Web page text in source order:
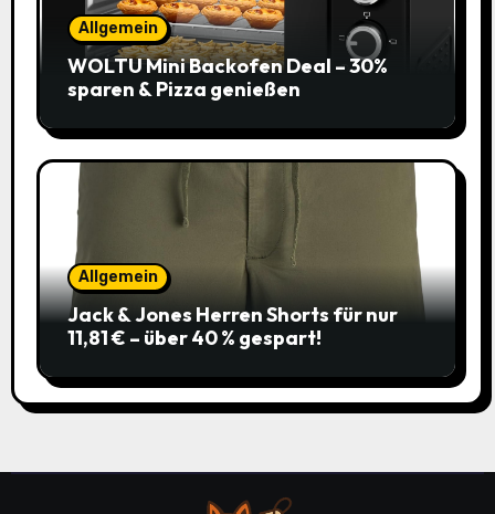
Allgemein
WOLTU Mini Backofen Deal – 30%
sparen & Pizza genießen
Allgemein
Jack & Jones Herren Shorts für nur
11,81 € – über 40 % gespart!